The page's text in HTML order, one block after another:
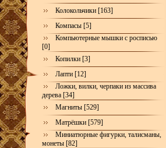
Колокольчики [163]
Компасы [5]
Компьютерные мышки с росписью
[0]
Копилки [3]
Лапти [12]
Ложки, вилки, черпаки из массива
дерева [34]
Магниты [529]
Матрёшки [579]
Миниатюрные фигурки, талисманы,
монеты [82]